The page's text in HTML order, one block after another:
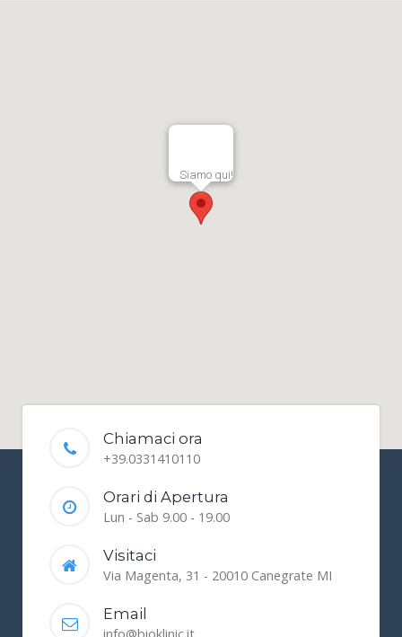
Siamo qui!
Chiamaci ora
+39.0331410110
Orari di Apertura
Lun - Sab 9.00 - 19.00
Visitaci
Via Magenta, 31 - 20010 Canegrate MI
Email